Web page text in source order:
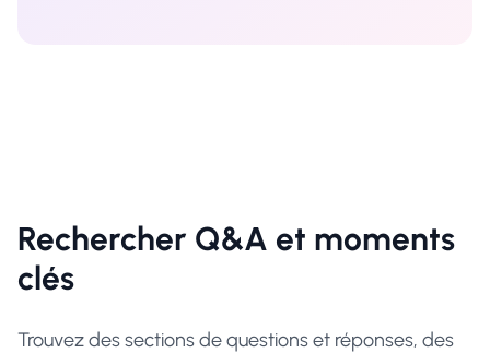
Rechercher Q&A et moments
clés
Trouvez des sections de questions et réponses, des